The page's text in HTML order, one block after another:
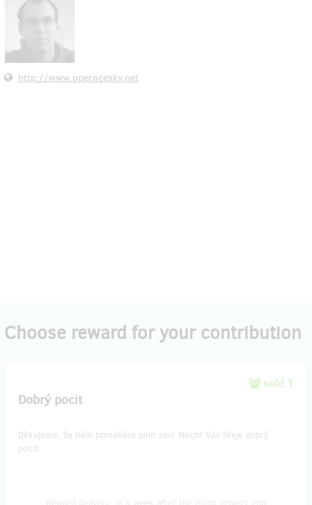
http://www.operacesky.net
Choose reward for your contribution
sold 1
Dobrý pocit
Děkujeme, že nám pomáháte plnit sen! Nechť Vás hřeje dobrý
pocit.